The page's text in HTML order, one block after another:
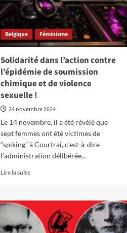
Belgique Féminisme
Solidarité dans l’action contre
l’épidémie de soumission
chimique et de violence
sexuelle !
24 novembre 2024
Le 14 novembre, il a été révélé que
sept femmes ont été victimes de
“spiking” à Courtrai, c’est-à-dire
l’administration délibérée...
Lire la suiteEn
sur
Solidarité
dans
l’action